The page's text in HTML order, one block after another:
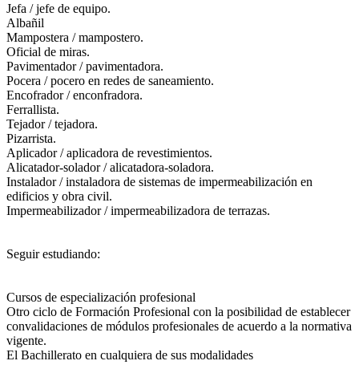
Jefa / jefe de equipo.
Albañil
Mampostera / mampostero.
Oficial de miras.
Pavimentador / pavimentadora.
Pocera / pocero en redes de saneamiento.
Encofrador / enconfradora.
Ferrallista.
Tejador / tejadora.
Pizarrista.
Aplicador / aplicadora de revestimientos.
Alicatador-solador / alicatadora-soladora.
Instalador / instaladora de sistemas de impermeabilización en
edificios y obra civil.
Impermeabilizador / impermeabilizadora de terrazas.
Seguir estudiando:
Cursos de especialización profesional
Otro ciclo de Formación Profesional con la posibilidad de establecer
convalidaciones de módulos profesionales de acuerdo a la normativa
vigente.
El Bachillerato en cualquiera de sus modalidades